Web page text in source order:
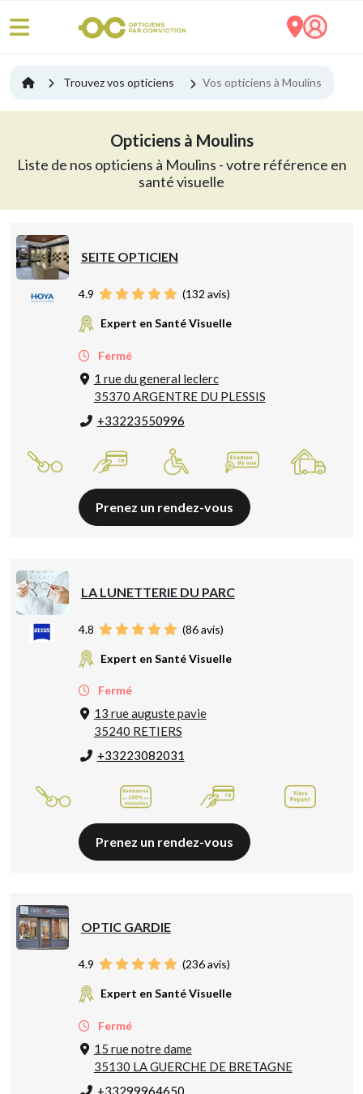
Trouvez vos opticiens Vos opticiens à Moulins
Opticiens à Moulins
Liste de nos opticiens à Moulins - votre référence en
santé visuelle
SEITE OPTICIEN
4.9 (132 avis)
Expert en Santé Visuelle
Fermé
1 rue du general leclerc
35370 ARGENTRE DU PLESSIS
+33223550996
Prenez un rendez-vous
LA LUNETTERIE DU PARC
4.8 (86avis)
Expert en Santé Visuelle
Fermé
13 rue auguste pavie
35240 RETIERS
+33223082031
Prenez un rendez-vous
OPTIC GARDIE
4.9 (236avis)
Expert en Santé Visuelle
Fermé
15 rue notre dame
35130 LA GUERCHE DE BRETAGNE
+33299964650